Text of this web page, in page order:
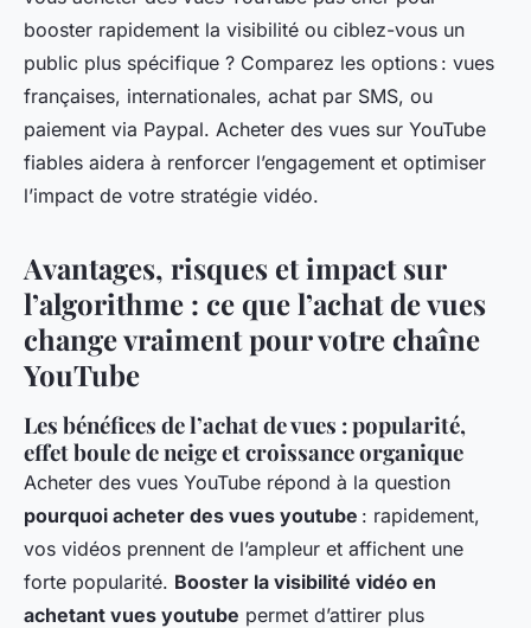
booster rapidement la visibilité ou ciblez-vous un
public plus spécifique ? Comparez les options : vues
françaises, internationales, achat par SMS, ou
paiement via Paypal. Acheter des vues sur YouTube
fiables aidera à renforcer l’engagement et optimiser
l’impact de votre stratégie vidéo.
Avantages, risques et impact sur
l’algorithme : ce que l’achat de vues
change vraiment pour votre chaîne
YouTube
Les bénéfices de l’achat de vues : popularité,
effet boule de neige et croissance organique
Acheter des vues YouTube répond à la question
pourquoi acheter des vues youtube : rapidement,
vos vidéos prennent de l’ampleur et affichent une
forte popularité. Booster la visibilité vidéo en
achetant vues youtube permet d’attirer plus